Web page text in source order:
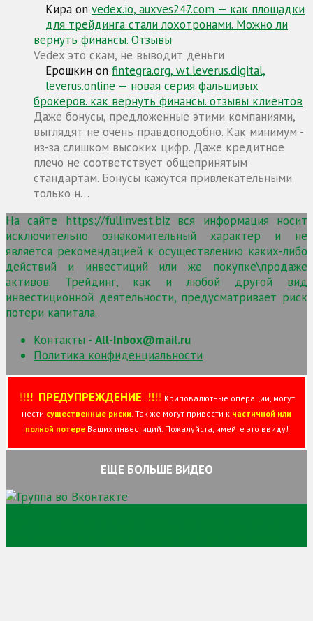
Кира on vedex.io, auxves247.com — как площадки
для трейдинга стали лохотронами. Можно ли
вернуть финансы. Отзывы
Vedex это скам, не выводит деньги
Ерошкин on fintegra.org, wt.leverus.digital,
leverus.online — новая серия фальшивых
брокеров. как вернуть финансы. отзывы клиентов
Даже бонусы, предложенные этими компаниями,
выглядят не очень правдоподобно. Как минимум -
из-за слишком высоких цифр. Даже кредитное
плечо не соответствует общепринятым
стандартам. Бонусы кажутся привлекательными
только н…
На сайте https://fullinvest.biz вся информация носит
исключительно ознакомительный характер и не
является рекомендацией к осуществлению каких-либо
действий и инвестиций или же покупке\продаже
активов. Трейдинг, как и любой другой вид
инвестиционной деятельности, предусматривает риск
потери капитала.
Контакты - All-Inbox@mail.ru
Политика конфиденциальности
!!!!ПРЕДУПРЕЖДЕНИЕ !!!! Криповалютные операции, могут
нести существенные риски . Так же могут привести к частичной или
полной потереВаших инвестиций. Пожалуйста, имейте это ввиду!
ЕЩЕ БОЛЬШЕ ВИДЕО